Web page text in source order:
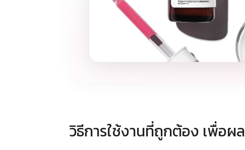
วิธีการใช้งานที่ถูกต้อง เพื่อ